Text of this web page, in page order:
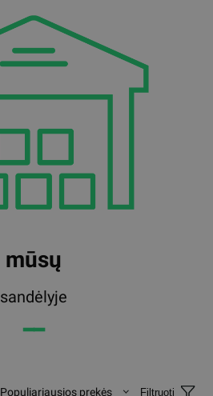
mūsų
sandėlyje
━━
Populiariausios prekės Filtruoti